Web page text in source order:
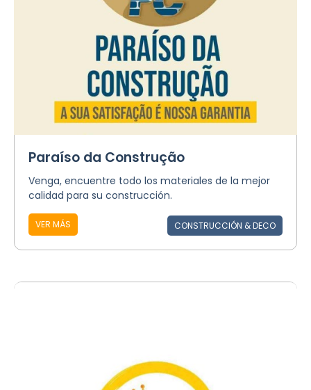
Paraíso da Construção
Venga, encuentre todo los materiales de la mejor
calidad para su construcción.
VER MÁS CONSTRUCCIÓN & DECO